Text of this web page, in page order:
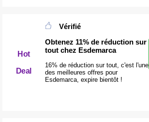
Hot
Deal
Vérifié
Obtenez 11% de réduction sur
tout chez Esdemarca
16% de réduction sur tout, c'est l'une
des meilleures offres pour
Esdemarca, expire bientôt !